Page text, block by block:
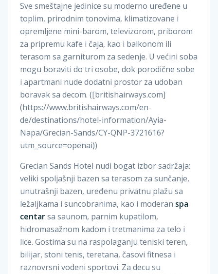
Sve smeštajne jedinice su moderno uređene u
toplim, prirodnim tonovima, klimatizovane i
opremljene mini-barom, televizorom, priborom
za pripremu kafe i čaja, kao i balkonom ili
terasom sa garniturom za sedenje. U većini soba
mogu boraviti do tri osobe, dok porodične sobe
i apartmani nude dodatni prostor za udoban
boravak sa decom. ([britishairways.com]
(https://www.britishairways.com/en-
de/destinations/hotel-information/Ayia-
Napa/Grecian-Sands/CY-QNP-3721616?
utm_source=openai))
Grecian Sands Hotel nudi bogat izbor sadržaja:
veliki spoljašnji bazen sa terasom za sunčanje,
unutrašnji bazen, uređenu privatnu plažu sa
ležaljkama i suncobranima, kao i moderan spa
centarsa saunom, parnim kupatilom,
hidromasažnom kadom i tretmanima za telo i
lice. Gostima su na raspolaganju teniski teren,
bilijar, stoni tenis, teretana, časovi fitnesa i
raznovrsni vodeni sportovi. Za decu su